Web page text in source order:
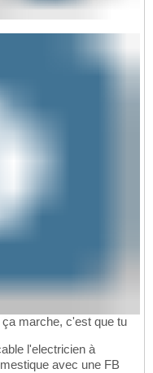
marche, c'est que tu
l'electricien à
avec une FB